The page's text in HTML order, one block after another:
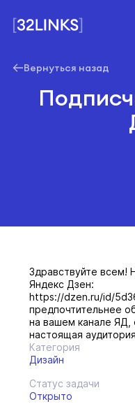
Вернуться назад
Здравствуйте всем!
Яндекс Дзен:
https://dzen.ru/id/
предпочтительнее
на вашем канале ЯД,
настоящая
Категория
Дизайн
Статус задачи
Открыто